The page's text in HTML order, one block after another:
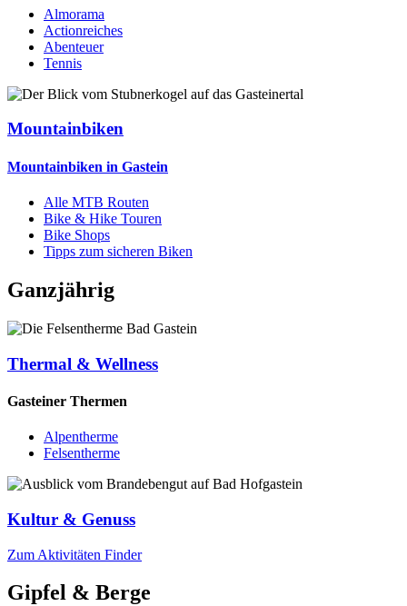
Almorama
Actionreiches
Abenteuer
Tennis
Mountainbiken
Mountainbiken in Gastein
Alle MTB Routen
Bike & Hike Touren
Bike Shops
Tipps zum sicheren Biken
Ganzjährig
Thermal & Wellness
Gasteiner Thermen
Alpentherme
Felsentherme
Kultur & Genuss
Zum Aktivitäten Finder
Gipfel & Berge